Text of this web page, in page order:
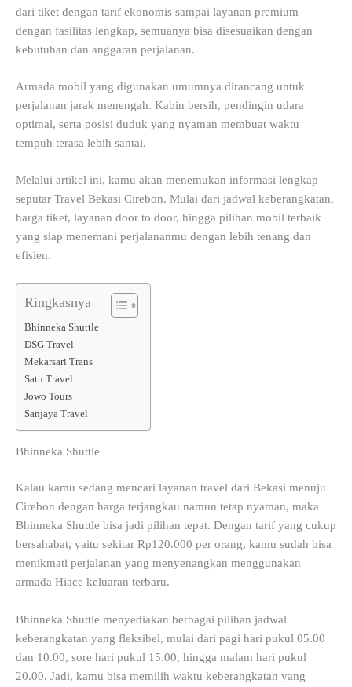
dari tiket dengan tarif ekonomis sampai layanan premium
dengan fasilitas lengkap, semuanya bisa disesuaikan dengan
kebutuhan dan anggaran perjalanan.
Armada mobil yang digunakan umumnya dirancang untuk
perjalanan jarak menengah. Kabin bersih, pendingin udara
optimal, serta posisi duduk yang nyaman membuat waktu
tempuh terasa lebih santai.
Melalui artikel ini, kamu akan menemukan informasi lengkap
seputar Travel Bekasi Cirebon. Mulai dari jadwal keberangkatan,
harga tiket, layanan door to door, hingga pilihan mobil terbaik
yang siap menemani perjalananmu dengan lebih tenang dan
efisien.
Ringkasnya
Bhinneka Shuttle
DSG Travel
Mekarsari Trans
Satu Travel
Jowo Tours
Sanjaya Travel
Bhinneka Shuttle
Kalau kamu sedang mencari layanan travel dari Bekasi menuju
Cirebon dengan harga terjangkau namun tetap nyaman, maka
Bhinneka Shuttle bisa jadi pilihan tepat. Dengan tarif yang cukup
bersahabat, yaitu sekitar Rp120.000 per orang, kamu sudah bisa
menikmati perjalanan yang menyenangkan menggunakan
armada Hiace keluaran terbaru.
Bhinneka Shuttle menyediakan berbagai pilihan jadwal
keberangkatan yang fleksibel, mulai dari pagi hari pukul 05.00
dan 10.00, sore hari pukul 15.00, hingga malam hari pukul
20.00. Jadi, kamu bisa memilih waktu keberangkatan yang